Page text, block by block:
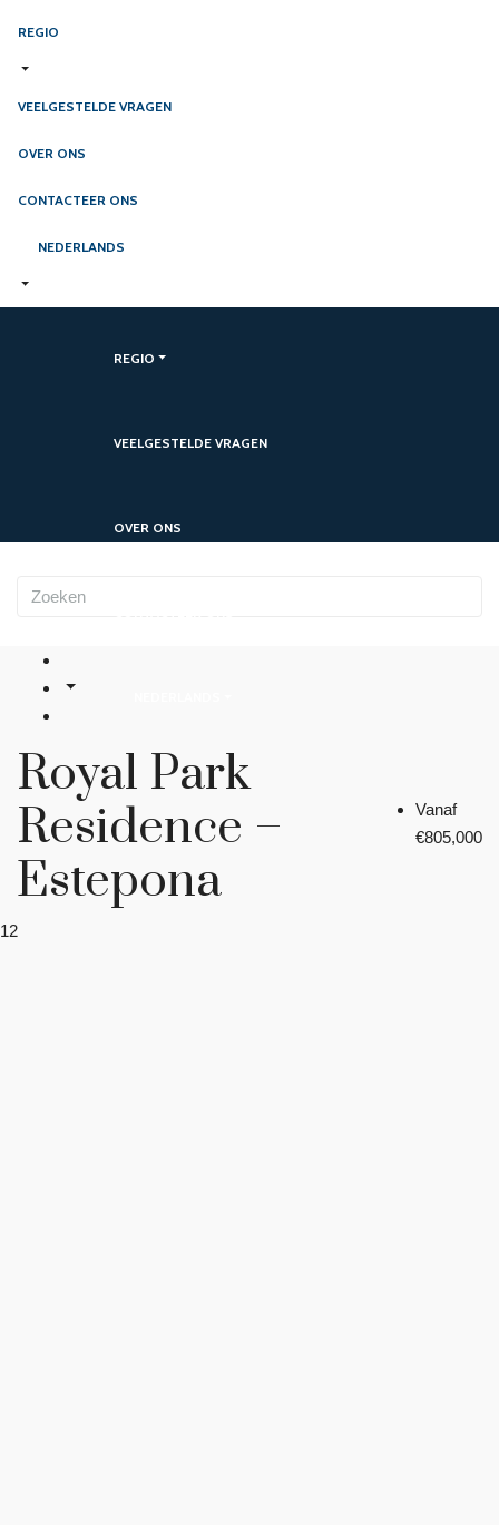
REGIO
VEELGESTELDE VRAGEN
OVER ONS
CONTACTEER ONS
NEDERLANDS
REGIO
VEELGESTELDE VRAGEN
OVER ONS
Royal Park
Residence –
Estepona
Vanaf
€805,000
12